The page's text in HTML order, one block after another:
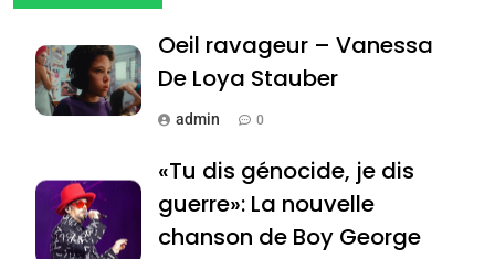
Oeil ravageur – Vanessa
De Loya Stauber
admin 0
«Tu dis génocide, je dis
guerre»: La nouvelle
chanson de Boy George
Tafraout, le miel de Tadla
Azilal consacrés produits
du terroir
DAFINA MAROC
Oeil ravageur – Vanessa
De Loya Stauber